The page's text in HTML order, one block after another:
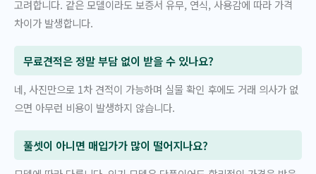
고려합니다. 같은 모델이라도 보증서 유무, 연식, 사용감에 따라 가격
차이가 발생합니다.
무료견적은 정말 부담 없이 받을 수 있나요?
네, 사진만으로 1차 견적이 가능하며 실물 확인 후에도 거래 의사가 없
으면 아무런 비용이 발생하지 않습니다.
풀셋이 아니면 매입가가 많이 떨어지나요?